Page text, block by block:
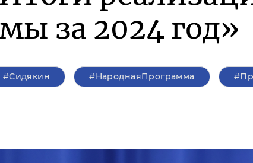
за 2024 год»
#Сидякин #НароднаяПрограмма